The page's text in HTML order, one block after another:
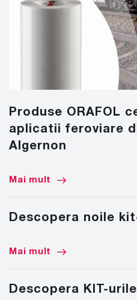
Produse ORAFOL
aplicatii feroviare
Algernon
Mai mult
Descopera noile
Mai mult
Descopera KIT-urile